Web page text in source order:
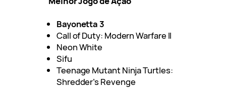
Bayonetta 3
Call of Duty: Modern Warfare II
Neon White
Sifu
Teenage Mutant Ninja Turtles:
Shredder’s Revenge